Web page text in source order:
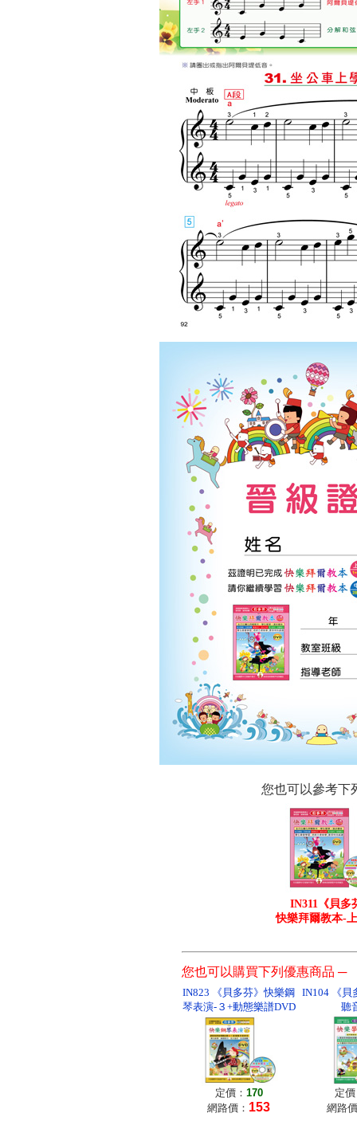
您也可以參考下
IN311《貝多
快樂拜爾教本-
您也可以購買下列優惠商品 ─
IN823 《貝多芬》快樂鋼
琴表演-３+動態樂譜DVD
定價： 170
網路價： 153
IN104 《貝
聽
定
網路